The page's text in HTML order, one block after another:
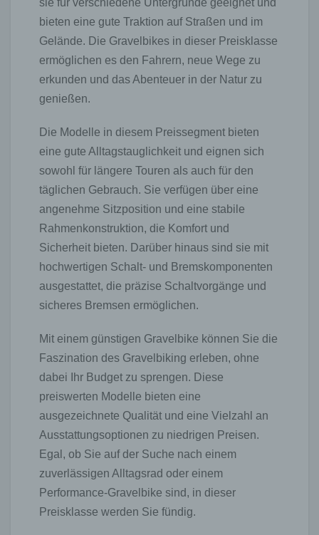
sie für verschiedene Untergründe geeignet und
bieten eine gute Traktion auf Straßen und im
Gelände. Die Gravelbikes in dieser Preisklasse
ermöglichen es den Fahrern, neue Wege zu
erkunden und das Abenteuer in der Natur zu
genießen.
Die Modelle in diesem Preissegment bieten
eine gute Alltagstauglichkeit und eignen sich
sowohl für längere Touren als auch für den
täglichen Gebrauch. Sie verfügen über eine
angenehme Sitzposition und eine stabile
Rahmenkonstruktion, die Komfort und
Sicherheit bieten. Darüber hinaus sind sie mit
hochwertigen Schalt- und Bremskomponenten
ausgestattet, die präzise Schaltvorgänge und
sicheres Bremsen ermöglichen.
Mit einem günstigen Gravelbike können Sie die
Faszination des Gravelbiking erleben, ohne
dabei Ihr Budget zu sprengen. Diese
preiswerten Modelle bieten eine
ausgezeichnete Qualität und eine Vielzahl an
Ausstattungsoptionen zu niedrigen Preisen.
Egal, ob Sie auf der Suche nach einem
zuverlässigen Alltagsrad oder einem
Performance-Gravelbike sind, in dieser
Preisklasse werden Sie fündig.